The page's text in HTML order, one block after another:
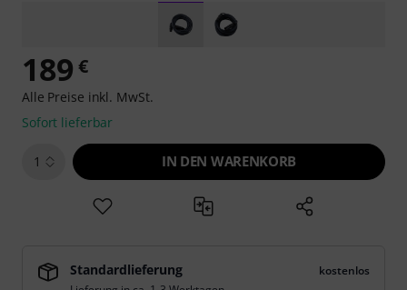
189 €
Alle Preise inkl. MwSt.
Sofort lieferbar
1 IN DEN WARENKORB
Standardlieferung
kostenlos